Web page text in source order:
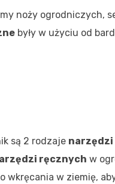
noży ogrodniczych,
były w użyciu od
są 2 rodzaje narzędzi
ręcznych w
w ziemię,